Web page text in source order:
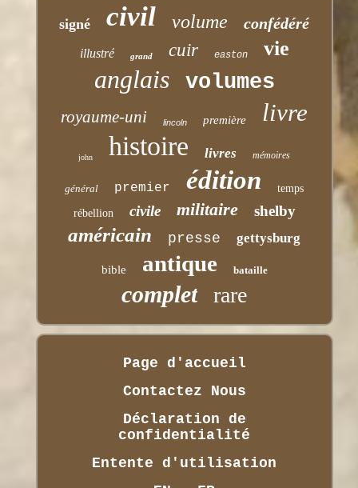
signé civil volume confédéré
illustré grand cuir easton vie
anglais volumes
royaume-uni lincoln première livre
john histoire livres mémoires
général premier édition temps
rébellion civile militaire shelby
américain presse gettysburg
bible antique bataille
complet rare
Page d'accueil
Contactez Nous
Déclaration de
confidentialité
Entente d'utilisation